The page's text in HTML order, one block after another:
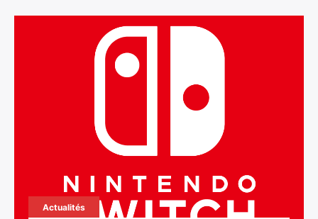
Actualités